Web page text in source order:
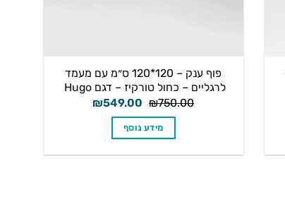
פוף ענק – 120*120 ס״מ עם מעמד
לרגליים – כחול טורקיז – דגם Hugo
₪750.00 המחיר
היה:
₪750.00.
₪549.00 המחיר
מידע נוסף